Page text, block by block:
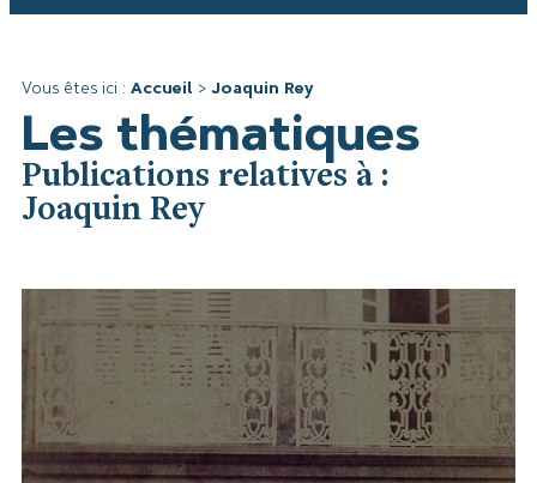
Vous êtes ici : Accueil > Joaquin Rey
Les thématiques
Publications relatives à :
Joaquin Rey